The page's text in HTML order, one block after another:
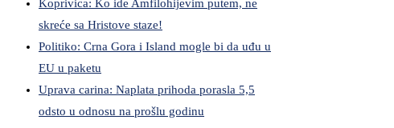
Koprivica: Ko ide Amfilohijevim putem, ne
skreće sa Hristove staze!
Politiko: Crna Gora i Island mogle bi da uđu u
EU u paketu
Uprava carina: Naplata prihoda porasla 5,5
odsto u odnosu na prošlu godinu